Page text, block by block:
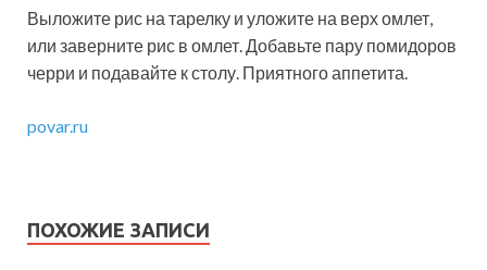
Выложите рис на тарелку и уложите на верх омлет,
или заверните рис в омлет. Добавьте пару помидоров
черри и подавайте к столу. Приятного аппетита.
povar.ru
ПОХОЖИЕ ЗАПИСИ